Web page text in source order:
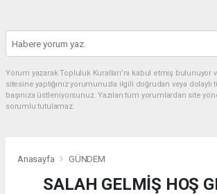
Yorum yazarak Topluluk Kuralları’nı kabul etmiş
sitesine yaptığınız yorumunuzla ilgili doğrudan veya
başınıza üstleniyorsunuz. Yazılan tüm yorumlardan site
sorumlu tutulamaz.
Anasayfa GÜNDEM
SALAH GELMİŞ HOŞ